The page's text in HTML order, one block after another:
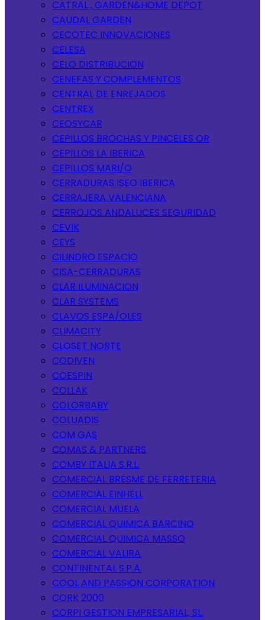
CATRAL , GARDEN&HOME DEPOT
CAUDAL GARDEN
CECOTEC INNOVACIONES
CELESA
CELO DISTRIBUCION
CENEFAS Y COMPLEMENTOS
CENTRAL DE ENREJADOS
CENTREX
CEOSYCAR
CEPILLOS BROCHAS Y PINCELES OR
CEPILLOS LA IBERICA
CEPILLOS MARI/O
CERRADURAS ISEO IBERICA
CERRAJERA VALENCIANA
CERROJOS ANDALUCES SEGURIDAD
CEVIK
CEYS
CILINDRO ESPACIO
CISA-CERRADURAS
CLAR ILUMINACION
CLAR SYSTEMS
CLAVOS ESPA/OLES
CLIMACITY
CLOSET NORTE
CODIVEN
COESPIN
COLLAK
COLORBABY
COLUADIS
COM GAS
COMAS & PARTNERS
COMBY ITALIA S.R.L.
COMERCIAL BRESME DE FERRETERIA
COMERCIAL EINHELL
COMERCIAL MUELA
COMERCIAL QUIMICA BARCINO
COMERCIAL QUIMICA MASSO
COMERCIAL VALIRA
CONTINENTAL S.P.A.
COOL AND PASSION CORPORATION
CORK 2000
CORPI GESTION EMPRESARIAL, SL.